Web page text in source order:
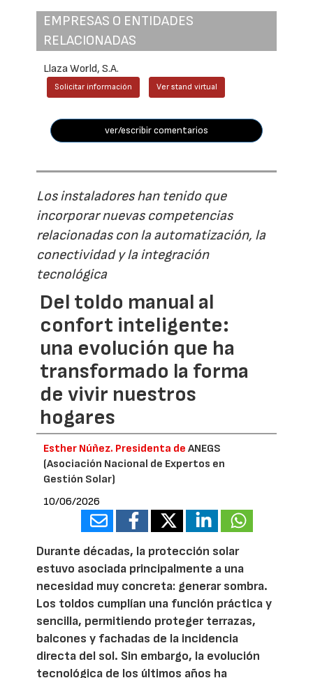
EMPRESAS O ENTIDADES
RELACIONADAS
Llaza World, S.A.
Solicitar información Ver stand virtual
ver/escribir comentarios
Los instaladores han tenido que
incorporar nuevas competencias
relacionadas con la automatización, la
conectividad y la integración
tecnológica
Del toldo manual al
confort inteligente:
una evolución que ha
transformado la forma
de vivir nuestros
hogares
Esther Núñez. Presidenta deANEGS
(Asociación Nacional de Expertos en
Gestión Solar)
10/06/2026
Durante décadas, la protección solar
estuvo asociada principalmente a una
necesidad muy concreta: generar sombra.
Los toldos cumplían una función práctica y
sencilla, permitiendo proteger terrazas,
balcones y fachadas de la incidencia
directa del sol. Sin embargo, la evolución
tecnológica de los últimos años ha